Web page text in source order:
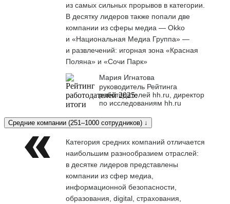
из самых сильных прорывов в категории.
В десятку лидеров также попали две
компании из сферы медиа — Okko
и «Национальная Медиа Группа» —
и развлечений: игорная зона «Красная
Поляна» и «Сочи Парк»
Мария Игнатова
руководитель Рейтинга
работодателей hh.ru, директор
по исследованиям hh.ru
Средние компании (251–1000 сотрудников) ↓
Категория средних компаний отличается
наибольшим разнообразием отраслей:
в десятке лидеров представлены
компании из сфер медиа,
информационной безопасности,
образования, digital, страхования,